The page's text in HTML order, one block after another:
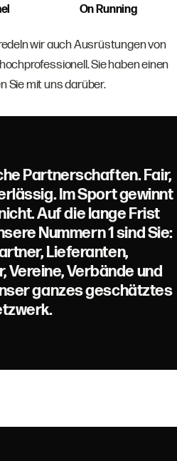
On Running
wir auch Ausrüstungen von
Sie haben einen
Sie mit uns darüber.
Partnerschaften. Fair,
Im Sport gewinnt
Auf die lange Frist
Nummern 1 sind Sie:
Lieferanten,
Verbände und
ganzes geschätztes